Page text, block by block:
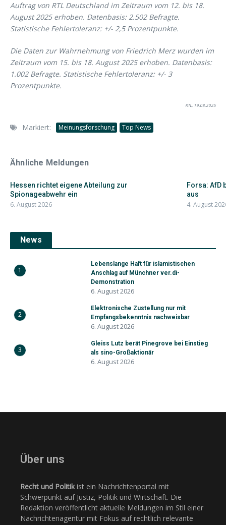
Auftrag von RTL Deutschland im Zeitraum vom 12. bis 18.
August 2025 erhoben. Datenbasis: 2.502 Befragte.
Statistische Fehlertoleranz: +/- 2,5 Prozentpunkte.
Die Daten zur Wahrnehmung von Friedrich Merz wurden im
Zeitraum vom 15. bis 18. August 2025 erhoben. Datenbasis:
1.002 Befragte. Statistische Fehlertoleranz: +/- 3
Prozentpunkte.
RTL, 19.08.2025
Markiert: Meinungsforschung Top News
Ähnliche Meldungen
Hessen richtet eigene Abteilung zur
Spionageabwehr ein
6. August 2026
Forsa: AfD
aus
4. August
News
1
Lebenslange Haft für islamistischen
Anschlag auf Münchner ver.di-
Demonstration
6. August 2026
2
Elektronische Zustellung nur mit
Empfangsbekenntnis nachweisbar
6. August 2026
3
Gleiss Lutz berät Pinegrove bei Einstieg
als sino-Großaktionär
6. August 2026
Über uns
Recht und Politikist ein Nachrichtenportal mit
Schwerpunkt auf Justiz, Politik und Wirtschaft. Die
Redaktion veröffentlicht aktuelle Meldungen im Stil einer
Nachrichtenagentur mit Fokus auf rechtlich relevante